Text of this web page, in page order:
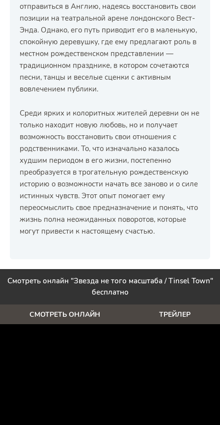
отправиться в Англию, надеясь восстановить свои
позиции на театральной арене лондонского Вест-
Энда. Однако, его путь приводит его в маленькую,
спокойную деревушку, где ему предлагают роль в
местном рождественском представлении —
традиционном празднике, в котором сочетаются
песни, танцы и веселые сценки с активным
вовлечением публики.
Среди ярких и колоритных жителей деревни он не
только находит новую любовь, но и получает
возможность восстановить свои отношения с
родственниками. То, что изначально казалось
худшим периодом в его жизни, постепенно
преобразуется в трогательную рождественскую
историю о возможности начать все заново и о силе
истинных чувств. Этот опыт помогает ему
переосмыслить свое предназначение и понять, что
жизнь полна неожиданных поворотов, которые
могут привести к настоящему счастью.
Смотреть онлайн "Звезда не того масштаба / Tinsel Town"
бесплатно
СМОТРЕТЬ ОНЛАЙН ТРЕЙЛЕР